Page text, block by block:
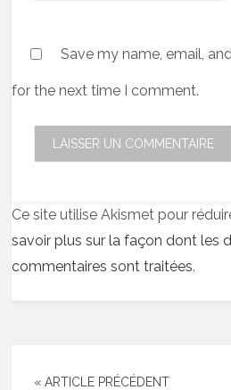
Save my name, email,
for the next time I comment.
Ce site utilise Akismet pour
savoir plus sur la façon dont les
commentaires sont traitées.
« ARTICLE PRÉCÉDENT